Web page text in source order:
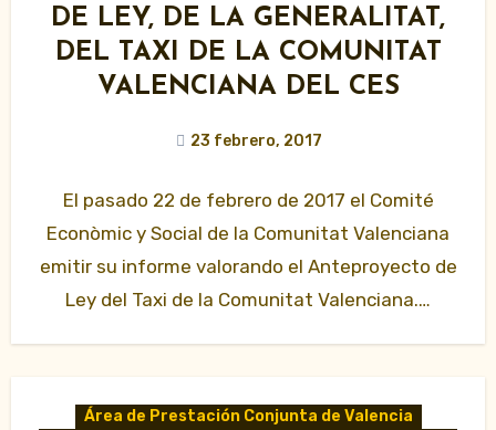
DE LEY, DE LA GENERALITAT,
DEL TAXI DE LA COMUNITAT
VALENCIANA DEL CES
23 febrero, 2017
El pasado 22 de febrero de 2017 el Comité
Econòmic y Social de la Comunitat Valenciana
emitir su informe valorando el Anteproyecto de
Ley del Taxi de la Comunitat Valenciana.…
Área de Prestación Conjunta de Valencia